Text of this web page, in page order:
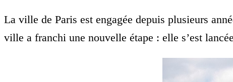
La ville de Paris est engagée depuis plusieurs
ville a franchi une nouvelle étape : elle s’est